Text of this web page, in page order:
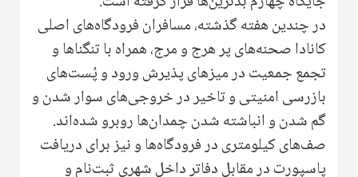
در چندین هفته گذشته، مسافران فرودگاه‌های اصلی
کانادا صحنه‌های پر هرج و مرج، همراه با تنگناها و
تجمع جمعیت در میزهای پذیرش ورود و پُست‌های
بازرسی امنیتی و تاخیر در خروجی‌های سوار شدن و
گم شدن و انباشته شدن چمدان‌ها روبرو شده‌اند.
صف‌های کیلومتری در فرودگاه‌ها و نیز برای دریافت
پاسپورت در مقابل دفاتر داخل شهری ثبت‌نام و